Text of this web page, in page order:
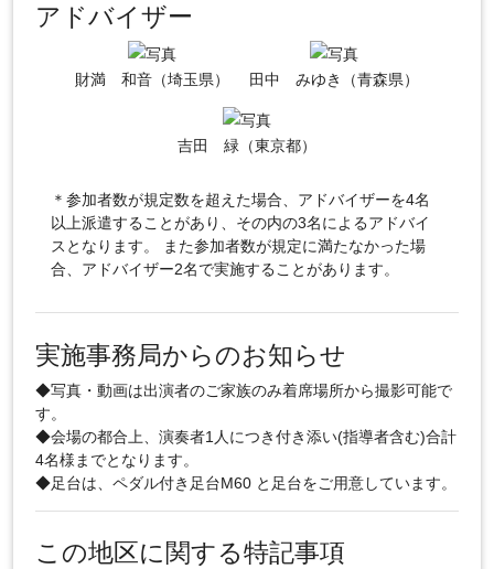
アドバイザー
財満 和音（埼玉県） 田中 みゆき（青森県）
吉田 緑（東京都）
＊参加者数が規定数を超えた場合、アドバイザーを4名
以上派遣することがあり、その内の3名によるアドバイ
スとなります。 また参加者数が規定に満たなかった場
合、アドバイザー2名で実施することがあります。
実施事務局からのお知らせ
◆写真・動画は出演者のご家族のみ着席場所から撮影可能で
す。
◆会場の都合上、演奏者1人につき付き添い(指導者含む)合計
4名様までとなります。
◆足台は、ペダル付き足台M60 と足台をご用意しています。
この地区に関する特記事項